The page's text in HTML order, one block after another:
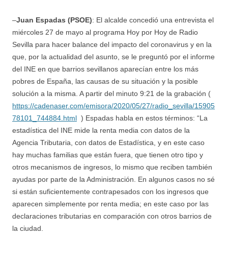
–Juan Espadas (PSOE): El alcalde concedió una entrevista el
miércoles 27 de mayo al programa Hoy por Hoy de Radio
Sevilla para hacer balance del impacto del coronavirus y en la
que, por la actualidad del asunto, se le preguntó por el informe
del INE en que barrios sevillanos aparecían entre los más
pobres de España, las causas de su situación y la posible
solución a la misma. A partir del minuto 9:21 de la grabación (
https://cadenaser.com/emisora/2020/05/27/radio_sevilla/15905
78101_744884.html ) Espadas habla en estos términos: “La
estadística del INE mide la renta media con datos de la
Agencia Tributaria, con datos de Estadística, y en este caso
hay muchas familias que están fuera, que tienen otro tipo y
otros mecanismos de ingresos, lo mismo que reciben también
ayudas por parte de la Administración. En algunos casos no sé
si están suficientemente contrapesados con los ingresos que
aparecen simplemente por renta media; en este caso por las
declaraciones tributarias en comparación con otros barrios de
la ciudad.